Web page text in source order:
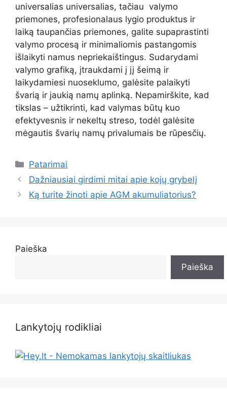
universalias universalias, tačiau valymo
priemones, profesionalaus lygio produktus ir
laiką taupančias priemones, galite supaprastinti
valymo procesą ir minimaliomis pastangomis
išlaikyti namus nepriekaištingus. Sudarydami
valymo grafiką, įtraukdami į jį šeimą ir
laikydamiesi nuoseklumo, galėsite palaikyti
švarią ir jaukią namų aplinką. Nepamirškite, kad
tikslas – užtikrinti, kad valymas būtų kuo
efektyvesnis ir nekeltų streso, todėl galėsite
mėgautis švarių namų privalumais be rūpesčių.
Kategorijos
Patarimai
Dažniausiai girdimi mitai apie kojų grybelį
Ką turite žinoti apie AGM akumuliatorius?
Paieška
Paieška
Lankytojų rodikliai